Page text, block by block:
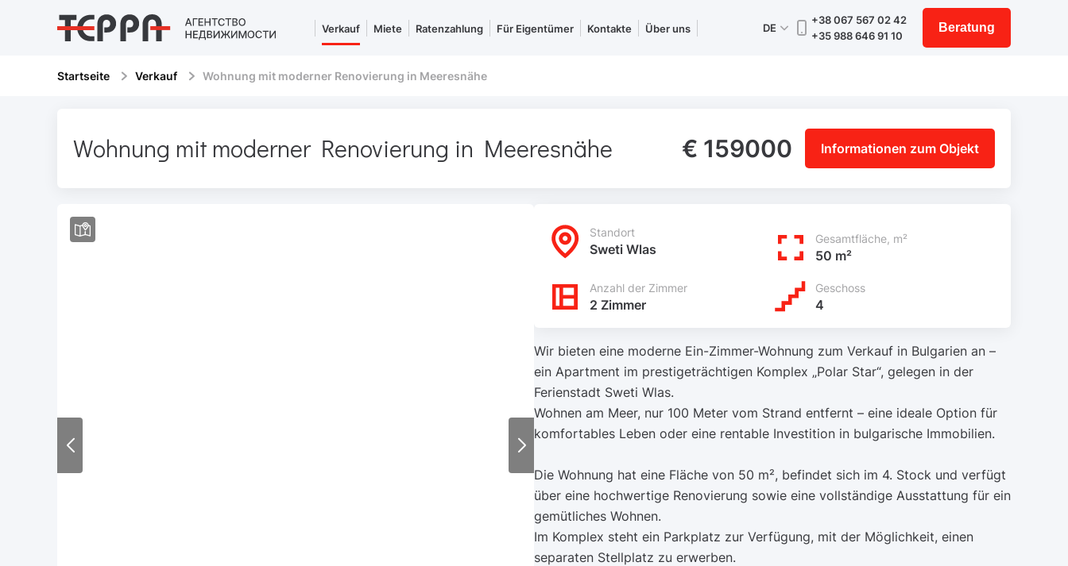
Verkauf Miete Ratenzahlung Für Eigentümer Kontakte Über uns DE
+38 067 567 02 42
+35 988 646 91 10
Beratung
Startseite Verkauf Wohnung mit moderner Renovierung in Meeresnähe
Wohnung mit moderner Renovierung in Meeresnähe € 159000 Informationen zum Objekt
Standort
Sweti Wlas
Gesamtfläche, m²
50 m²
Anzahl der Zimmer
2 Zimmer
Geschoss
4
Wir bieten eine moderne Ein-Zimmer-Wohnung zum Verkauf in Bulgarien an –
ein Apartment im prestigeträchtigen Komplex „Polar Star“, gelegen in der
Ferienstadt Sweti Wlas.
Wohnen am Meer, nur 100 Meter vom Strand entfernt – eine ideale Option für
komfortables Leben oder eine rentable Investition in bulgarische Immobilien.
Die Wohnung hat eine Fläche von 50 m², befindet sich im 4. Stock und verfügt
über eine hochwertige Renovierung sowie eine vollständige Ausstattung für ein
gemütliches Wohnen.
Im Komplex steht ein Parkplatz zur Verfügung, mit der Möglichkeit, einen
separaten Stellplatz zu erwerben.